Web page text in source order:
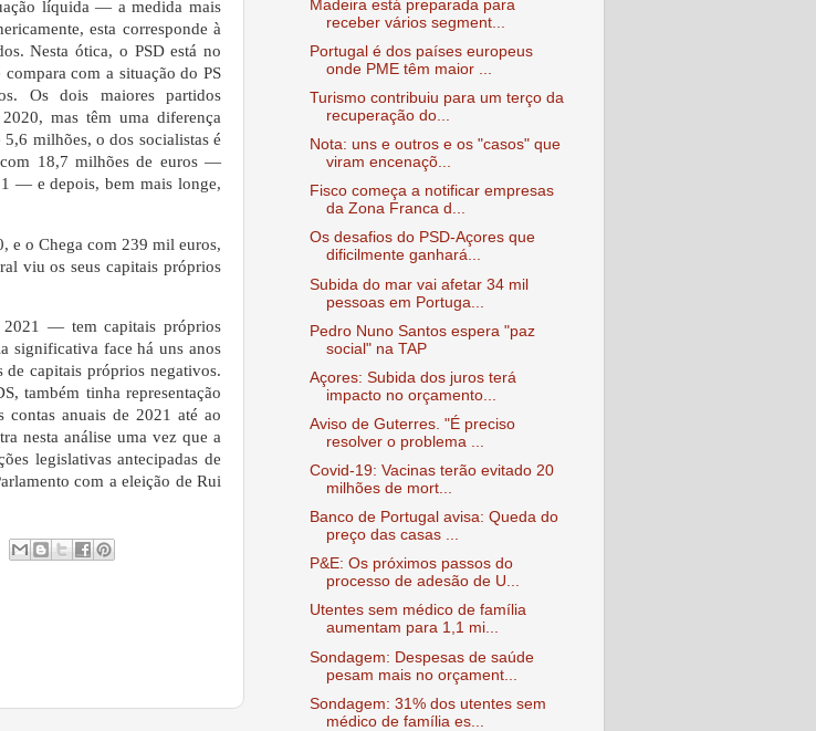
líquida — a medida mais
esta corresponde à
Nesta ótica, o PSD está no
com a situação do PS
Os dois maiores partidos
mas têm uma diferença
milhões, o dos socialistas é
18,7 milhões de euros —
— e depois, bem mais longe,
e o Chega com 239 mil euros,
viu os seus capitais próprios
2021 — tem capitais próprios
significativa face há uns anos
capitais próprios negativos.
também tinha representação
anuais de 2021 até ao
nesta análise uma vez que a
legislativas antecipadas de
com a eleição de Rui
Madeira está preparada para
receber vários segment...
Portugal é dos países europeus
onde PME têm maior ...
Turismo contribuiu para um terço da
recuperação do...
Nota: uns e outros e os "casos" que
viram encenaçõ...
Fisco começa a notificar empresas
da Zona Franca d...
Os desafios do PSD-Açores que
dificilmente ganhará...
Subida do mar vai afetar 34 mil
pessoas em Portuga...
Pedro Nuno Santos espera "paz
social" na TAP
Açores: Subida dos juros terá
impacto no orçamento...
Aviso de Guterres. "É preciso
resolver o problema ...
Covid-19: Vacinas terão evitado 20
milhões de mort...
Banco de Portugal avisa: Queda do
preço das casas ...
P&E: Os próximos passos do
processo de adesão de U...
Utentes sem médico de família
aumentam para 1,1 mi...
Sondagem: Despesas de saúde
pesam mais no orçament...
Sondagem: 31% dos utentes sem
médico de família es...